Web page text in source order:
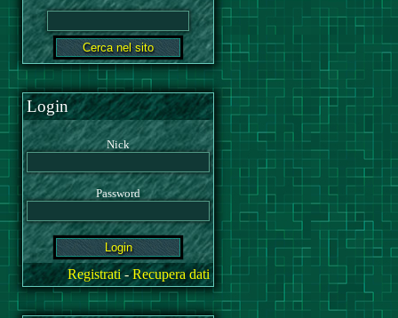
Login
Nick
Password
Registrati-Recupera dati